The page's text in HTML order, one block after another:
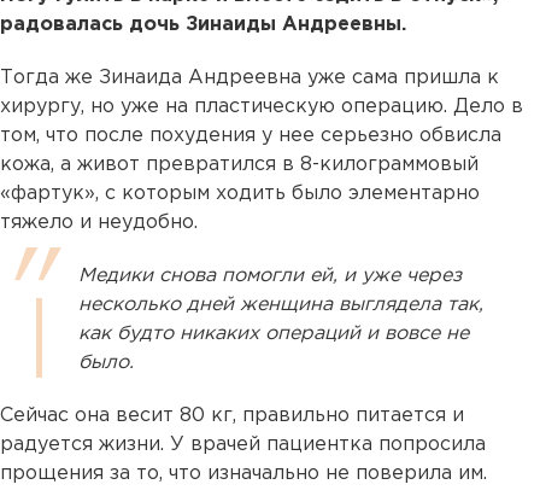
радовалась дочь Зинаиды Андреевны.
Тогда же Зинаида Андреевна уже сама пришла к
хирургу, но уже на пластическую операцию. Дело в
том, что после похудения у нее серьезно обвисла
кожа, а живот превратился в 8-килограммовый
«фартук», с которым ходить было элементарно
тяжело и неудобно.
Медики снова помогли ей, и уже через
несколько дней женщина выглядела так,
как будто никаких операций и вовсе не
было.
Сейчас она весит 80 кг, правильно питается и
радуется жизни. У врачей пациентка попросила
прощения за то, что изначально не поверила им.